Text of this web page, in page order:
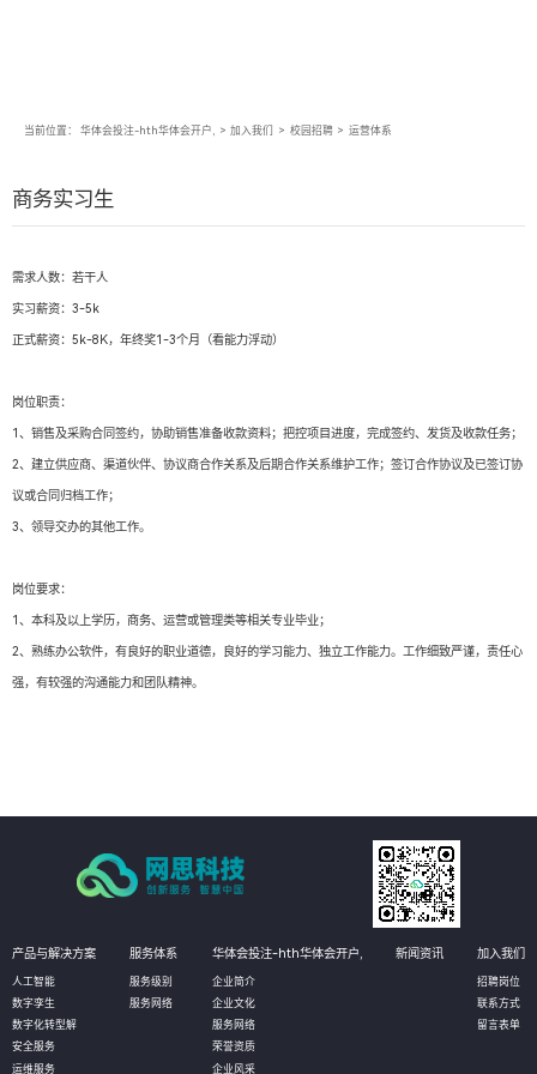
当前位置： 华体会投注-hth华体会开户, > 加入我们 > 校园招聘 > 运营体系
商务实习生
需求人数：若干人
实习薪资：3-5k
正式薪资：5k-8K，年终奖1-3个月（看能力浮动）
岗位职责：
1、销售及采购合同签约，协助销售准备收款资料；把控项目进度，完成签约、发货及收款任务；
2、建立供应商、渠道伙伴、协议商合作关系及后期合作关系维护工作；签订合作协议及已签订协
议或合同归档工作；
3、领导交办的其他工作。
岗位要求：
1、本科及以上学历，商务、运营或管理类等相关专业毕业；
2、熟练办公软件，有良好的职业道德，良好的学习能力、独立工作能力。工作细致严谨，责任心
强，有较强的沟通能力和团队精神。
产品与解决方案
人工智能
数字孪生
数字化转型解
安全服务
运维服务
服务体系
服务级别
服务网络
华体会投注-hth华体会开户,
企业简介
企业文化
服务网络
荣誉资质
企业风采
新闻资讯 加入我们
招聘岗位
联系方式
留言表单